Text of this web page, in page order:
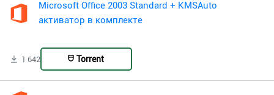
Microsoft Office 2003 Standard + KMSAuto
активатор в комплекте
1 642 Torrent